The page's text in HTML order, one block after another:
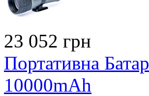
23 052 грн
Портативна
10000mAh